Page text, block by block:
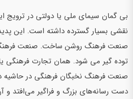
بی گمان سیمای ملی یا دولتی در ترویج
نقشی بسیار گسترده داشته است. این
صنعت فرهنگ روشن ساخت. صنعت
توده گیر می شود. همان تجارت فرهنگی
صنعت فرهنگ نخبگان فرهنگی در حاشیه
دست رسانه‌های بزرگ و فراگیر می‌افتد و